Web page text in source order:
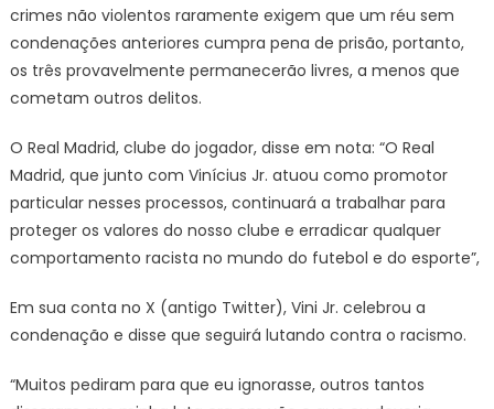
crimes não violentos raramente exigem que um réu sem
condenações anteriores cumpra pena de prisão, portanto,
os três provavelmente permanecerão livres, a menos que
cometam outros delitos.
O Real Madrid, clube do jogador, disse em nota: “O Real
Madrid, que junto com Vinícius Jr. atuou como promotor
particular nesses processos, continuará a trabalhar para
proteger os valores do nosso clube e erradicar qualquer
comportamento racista no mundo do futebol e do esporte”,
Em sua conta no X (antigo Twitter), Vini Jr. celebrou a
condenação e disse que seguirá lutando contra o racismo.
“Muitos pediram para que eu ignorasse, outros tantos